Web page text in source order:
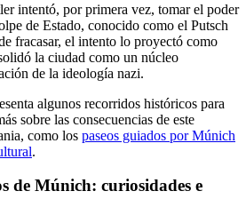
intentó, por primera vez, tomar el poder
de Estado, conocido como el Putsch
fracasar, el intento lo proyectó como
la ciudad como un núcleo
de la ideología nazi.
algunos recorridos históricos para
sobre las consecuencias de este
como los paseos guiados por Múnich
.
de Múnich: curiosidades e